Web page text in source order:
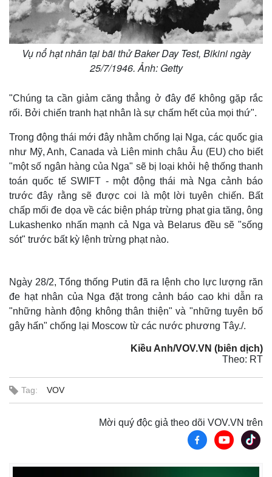
Vụ nổ hạt nhân tại bãi thử Baker Day Test, Bikini ngày
25/7/1946. Ảnh: Getty
"Chúng ta cần giảm căng thẳng ở đây để không gặp rắc
rối. Bởi chiến tranh hạt nhân là sự chấm hết của mọi thứ".
Trong động thái mới đây nhằm chống lại Nga, các quốc gia
như Mỹ, Anh, Canada và Liên minh châu Âu (EU) cho biết
"một số ngân hàng của Nga" sẽ bị loại khỏi hệ thống thanh
toán quốc tế SWIFT - một động thái mà Nga cảnh báo
trước đây rằng sẽ được coi là một lời tuyên chiến. Bất
chấp mối đe dọa về các biện pháp trừng phạt gia tăng, ông
Lukashenko nhấn mạnh cả Nga và Belarus đều sẽ "sống
sót" trước bất kỳ lệnh trừng phạt nào.
Ngày 28/2, Tổng thống Putin đã ra lệnh cho lực lượng răn
đe hạt nhân của Nga đặt trong cảnh báo cao khi dẫn ra
"những hành động không thân thiện" và "những tuyên bố
gây hấn" chống lại Moscow từ các nước phương Tây./.
Kiều Anh/VOV.VN (biên dịch)
Theo: RT
Tag: VOV
Mời quý độc giả theo dõi VOV.VN trên